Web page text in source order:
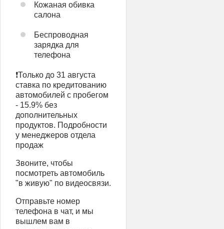
Кожаная обивка
салона
Беспроводная
зарядка для
телефона
❗️Только до 31 августа
ставка по кредитованию
автомобилей с пробегом
- 15.9% без
дополнительных
продуктов. Подробности
у менеджеров отдела
продаж
Звоните, чтобы
посмотреть автомобиль
"в живую" по видеосвязи.
Отправьте номер
телефона в чат, и мы
вышлем вам в